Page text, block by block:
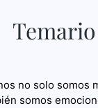
Temario
no solo somos
somos